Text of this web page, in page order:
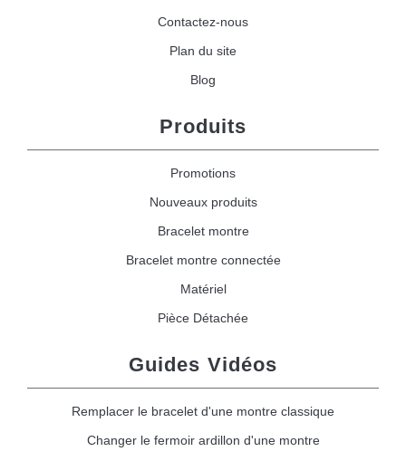
Contactez-nous
Plan du site
Blog
Produits
Promotions
Nouveaux produits
Bracelet montre
Bracelet montre connectée
Matériel
Pièce Détachée
Guides Vidéos
Remplacer le bracelet d'une montre classique
Changer le fermoir ardillon d'une montre